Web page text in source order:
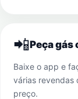
📲Peça gás
Baixe o app e
várias revendas
preço.